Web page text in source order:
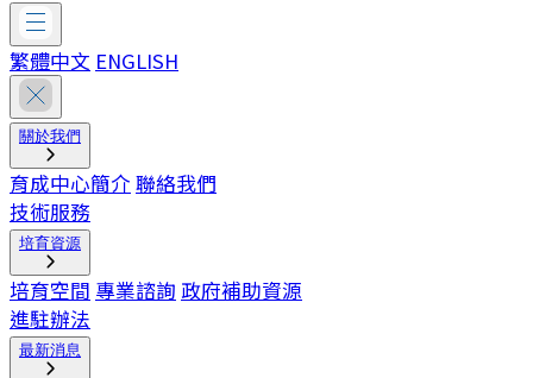
繁體中文 ENGLISH
關於我們
育成中心簡介 聯絡我們
技術服務
培育資源
培育空間 專業諮詢 政府補助資源
進駐辦法
最新消息